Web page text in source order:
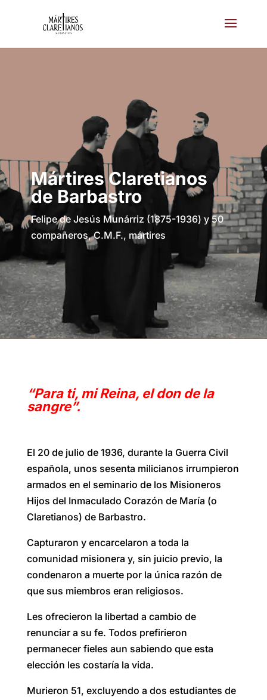
Mártires Claretianos
de Barbastro
Felipe de Jesús Munárriz (1875-1936) y 50
compañeros, C.M.F., mártires
“Para ti, mi Reina, el don de la
sangre”.
El 20 de julio de 1936, durante la Guerra Civil
española, unos sesenta milicianos irrumpieron
armados en el seminario de los Misioneros
Hijos del Inmaculado Corazón de María (o
Claretianos) de Barbastro.
Capturaron y encarcelaron a toda la
comunidad misionera y, sin juicio previo, la
condenaron a muerte por la única razón de
que sus miembros eran religiosos.
Les ofrecieron la libertad a cambio de
renunciar a su fe. Todos prefirieron
permanecer fieles aun sabiendo que esta
elección les costaría la vida.
Murieron 51, excluyendo a dos estudiantes de